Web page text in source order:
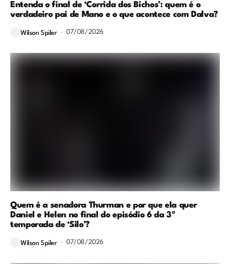
Entenda o final de ‘Corrida dos Bichos’: quem é o
verdadeiro pai de Mano e o que acontece com Dalva?
Wilson Spiler 07/08/2026
Quem é a senadora Thurman e por que ela quer
Daniel e Helen no final do episódio 6 da 3ª
temporada de ‘Silo’?
Wilson Spiler 07/08/2026